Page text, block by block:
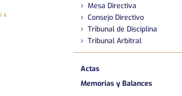
Mesa Directiva
Consejo Directivo
Tribunal de Disciplina
Tribunal Arbitral
Actas
Memorias y Balances